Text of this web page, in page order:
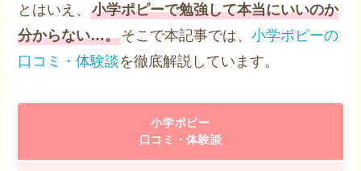
とはいえ、小学ポピーで勉強して本当にいいのか
分からない…。そこで本記事では、小学ポピーの
口コミ・体験談を徹底解説しています。
小学ポピー
口コミ・体験談